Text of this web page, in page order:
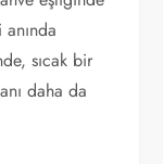
sıcak bir
daha da